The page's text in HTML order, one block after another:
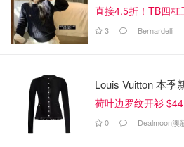
直接4.5折！TB四杠
3 Bernardelli
Louis Vuitton 本季
荷叶边罗纹开衫 $44
0 Dealmoon澳